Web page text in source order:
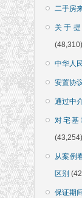
二手房
关于
(48,310)
中华人
安置协
通过中
对宅
(43,254)
从案例
区别
保证期